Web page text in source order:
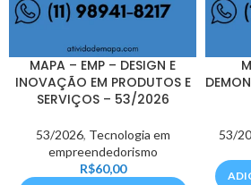
MAPA – EMP – DESIGN E
INOVAÇÃO EM PRODUTOS E
SERVIÇOS – 53/2026
53/2026, Tecnologia em
empreendedorismo
R$60,00
53/